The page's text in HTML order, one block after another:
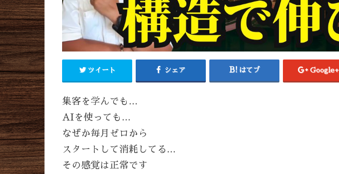
ツイート シェア はてブ Google+
集客を学んでも…
AIを使っても…
なぜか毎月ゼロから
スタートして消耗してる…
その感覚は正常です